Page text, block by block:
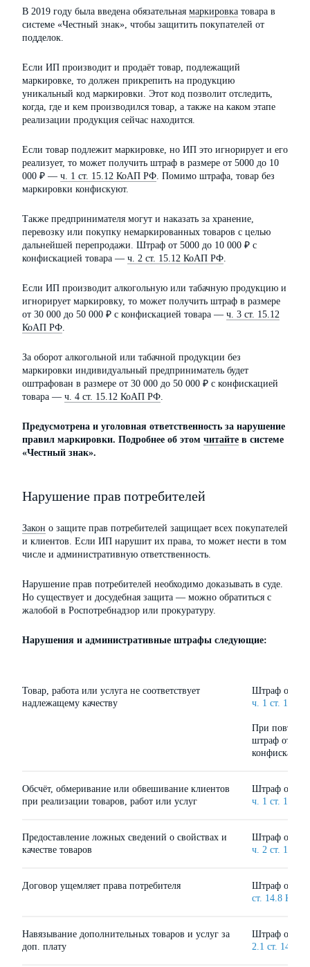
В 2019 году была введена обязательная маркировка товара в
системе «Честный знак», чтобы защитить покупателей от
подделок.
Если ИП производит и продаёт товар, подлежащий
маркировке, то должен прикрепить на продукцию
уникальный код маркировки. Этот код позволит отследить,
когда, где и кем производился товар, а также на каком этапе
реализации продукция сейчас находится.
Если товар подлежит маркировке, но ИП это игнорирует и его
реализует, то может получить штраф в размере от 5000 до 10
000 ₽ — ч. 1 ст. 15.12 КоАП РФ. Помимо штрафа, товар без
маркировки конфискуют.
Также предпринимателя могут и наказать за хранение,
перевозку или покупку немаркированных товаров с целью
дальнейшей перепродажи. Штраф от 5000 до 10 000 ₽ с
конфискацией товара — ч. 2 ст. 15.12 КоАП РФ.
Если ИП производит алкогольную или табачную продукцию и
игнорирует маркировку, то может получить штраф в размере
от 30 000 до 50 000 ₽ с конфискацией товара — ч. 3 ст. 15.12
КоАП РФ.
За оборот алкогольной или табачной продукции без
маркировки индивидуальный предприниматель будет
оштрафован в размере от 30 000 до 50 000 ₽ с конфискацией
товара — ч. 4 ст. 15.12 КоАП РФ.
Предусмотрена и уголовная ответственность за нарушение
правил маркировки. Подробнее об этом читайте в системе
«Честный знак».
Нарушение прав потребителей
Закон о защите прав потребителей защищает всех покупателей
и клиентов. Если ИП нарушит их права, то может нести в том
числе и административную ответственность.
Нарушение прав потребителей необходимо доказывать в суде.
Но существует и досудебная защита — можно обратиться с
жалобой в Роспотребнадзор или прокуратуру.
Нарушения и административные штрафы следующие:
Товар, работа или услуга не соответствует
надлежащему качеству
Штраф от 10
ч. 1 ст. 14.4
При
штраф от 15
Обсчёт, обмеривание или обвешивание клиентов
при реализации товаров, работ или услуг
Штраф от 10
ч. 1 ст. 14.7
Предоставление ложных сведений о свойствах и
качестве товаров
Штраф от 12
ч. 2 ст. 14.7
Договор ущемляет права потребителя
Штраф от
ст. 14.8
Навязывание дополнительных товаров и услуг за
доп. плату
Штраф от
2.1 ст. 14.8